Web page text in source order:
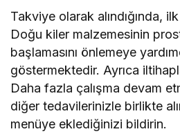
Takviye olarak alındığında,
Doğu kiler malzemesinin
başlamasını önlemeye
göstermektedir. Ayrıca
Daha fazla çalışma devam
diğer tedavilerinizle birlikte
menüye eklediğinizi bildirin.